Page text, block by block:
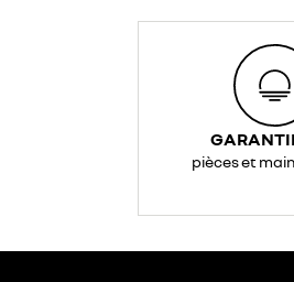
pièces et